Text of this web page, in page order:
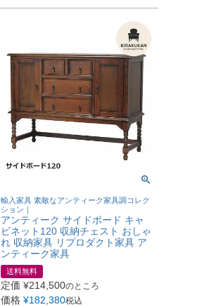
輸入家具 素敵なアンティーク家具調コレク
ション｜
アンティーク サイドボード キャ
ビネット120 収納チェスト おしゃ
れ 収納家具 リプロダクト家具 ア
ンティーク家具
送料無料
定価 ¥214,500のところ
価格 ¥182,380税込